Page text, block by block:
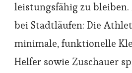
leistungsfähig zu bleiben.
bei Stadtläufen: Die
minimale, funktionelle
Helfer sowie Zuschauer